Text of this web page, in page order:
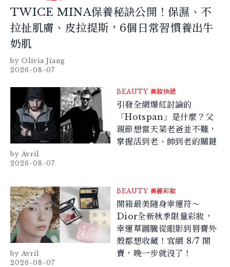
TWICE MINA保養秘訣公開！保濕、不
拉扯肌膚、皮拉提斯，6個日常習慣養出牛
奶肌
Olivia Jiang
2026-08-07
BEAUTY 美妝快遞
引發全網爆紅討論的
「Hotspan」是什麼？父
親節想當天菜老爸並不難，
掌握活到老、帥到老的關鍵
Avril
2026-08-07
BEAUTY 美麗彩妝
開箱最美隨身幸運符～
Dior全新秋季限量彩妝，
幸運草圖騰從眼影到唇膏外
殼都想收藏！官網 8/7 開
賣，晚一步就沒了！
Avril
2026-08-07